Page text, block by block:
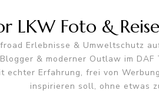
LKW Foto &
Erlebnisse & Umweltschutz
& moderner Outlaw im DAF
echter Erfahrung, frei von
inspirieren soll, ohne etwas